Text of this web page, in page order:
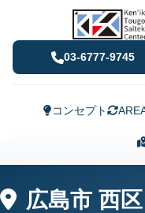
03-6777-9745
コンセプト
広島市 西区